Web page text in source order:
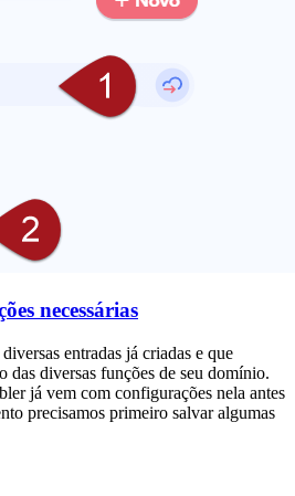
necessárias
entradas já criadas e que
das diversas funções de seu domínio.
já vem com configurações nela antes
precisamos primeiro salvar algumas